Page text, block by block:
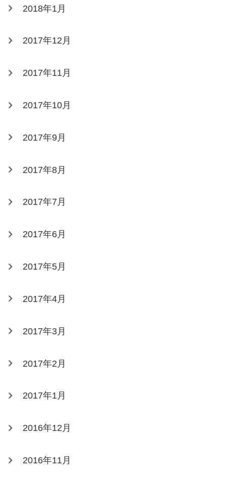
2018年1月
2017年12月
2017年11月
2017年10月
2017年9月
2017年8月
2017年7月
2017年6月
2017年5月
2017年4月
2017年3月
2017年2月
2017年1月
2016年12月
2016年11月